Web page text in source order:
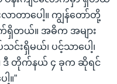
းလာတာပေါ့။ ကျွန်တော်တို့
ရှိတယ်။ အဓိက အများ
းရှိမယ်၊ ပင့်သာပေါ့၊
ဒီ တိုက်နယ် ၄ ခုက ဆိုရင်
။”